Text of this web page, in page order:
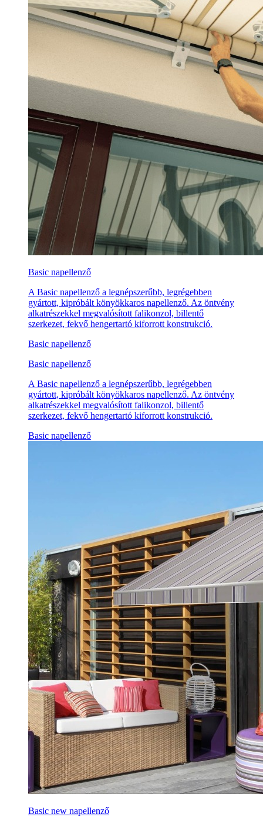
Basic napellenző
A Basic napellenző a legnépszerűbb, legrégebben
gyártott, kipróbált könyökkaros napellenző. Az öntvény
alkatrészekkel megvalósított falikonzol, billentő
szerkezet, fekvő hengertartó kiforrott konstrukció.
Basic napellenző
Basic napellenző
A Basic napellenző a legnépszerűbb, legrégebben
gyártott, kipróbált könyökkaros napellenző. Az öntvény
alkatrészekkel megvalósított falikonzol, billentő
szerkezet, fekvő hengertartó kiforrott konstrukció.
Basic napellenző
Basic new napellenző